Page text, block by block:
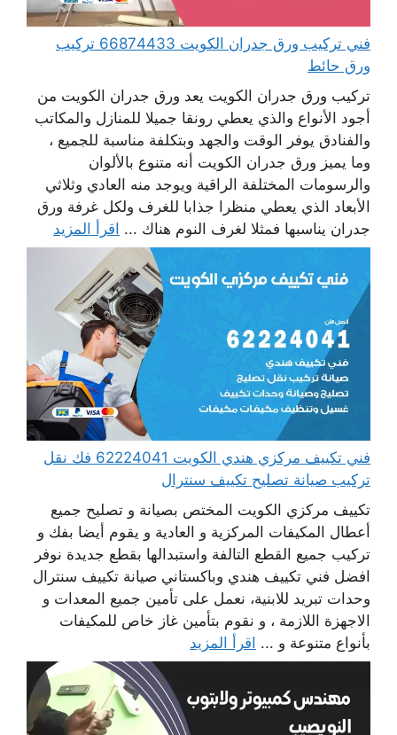
فني تركيب ورق جدران الكويت 66874433 تركيب
ورق حائط
تركيب ورق جدران الكويت يعد ورق جدران الكويت من
أجود الأنواع والذي يعطي رونقا جميلا للمنازل والمكاتب
والفنادق يوفر الوقت والجهد وبتكلفة مناسبة للجميع ،
وما يميز ورق جدران الكويت أنه متنوع بالألوان
والرسومات المختلفة الراقية ويوجد منه العادي وثلاثي
الأبعاد الذي يعطي منظرا جذابا للغرف ولكل غرفة ورق
جدران يناسبها فمثلا لغرف النوم هناك ... اقرأ المزيد
فني تكييف مركزي هندي الكويت 62224041 فك نقل
تركيب صيانة تصليح تكييف سنترال
تكييف مركزي الكويت المختص بصيانة و تصليح جميع
أعطال المكيفات المركزية و العادية و يقوم أيضا بفك و
تركيب جميع القطع التالفة واستبدالها بقطع جديدة نوفر
افضل فني تكييف هندي وباكستاني صيانة تكييف سنترال
وحدات تبريد للابنية، نعمل على تأمين جميع المعدات و
الاجهزة اللازمة ، و نقوم بتأمين غاز خاص للمكيفات
بأنواع متنوعة و ... اقرأ المزيد